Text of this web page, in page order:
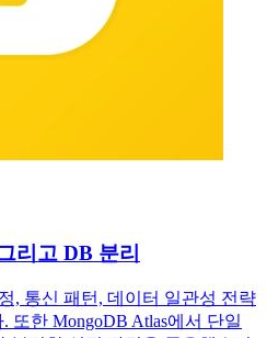
리고 DB 분리
, 통신 패턴, 데이터 일관성 전략
또한 MongoDB Atlas에서 단일